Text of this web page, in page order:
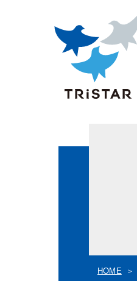
HOME